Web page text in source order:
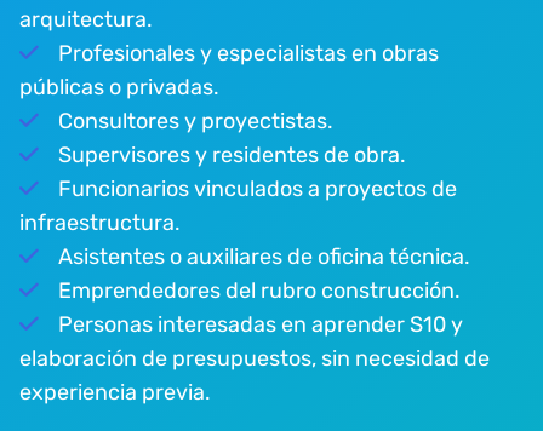
arquitectura.
Profesionales y especialistas en obras
públicas o privadas.
Consultores y proyectistas.
Supervisores y residentes de obra.
Funcionarios vinculados a proyectos de
infraestructura.
Asistentes o auxiliares de oficina técnica.
Emprendedores del rubro construcción.
Personas interesadas en aprender S10 y
elaboración de presupuestos, sin necesidad de
experiencia previa.